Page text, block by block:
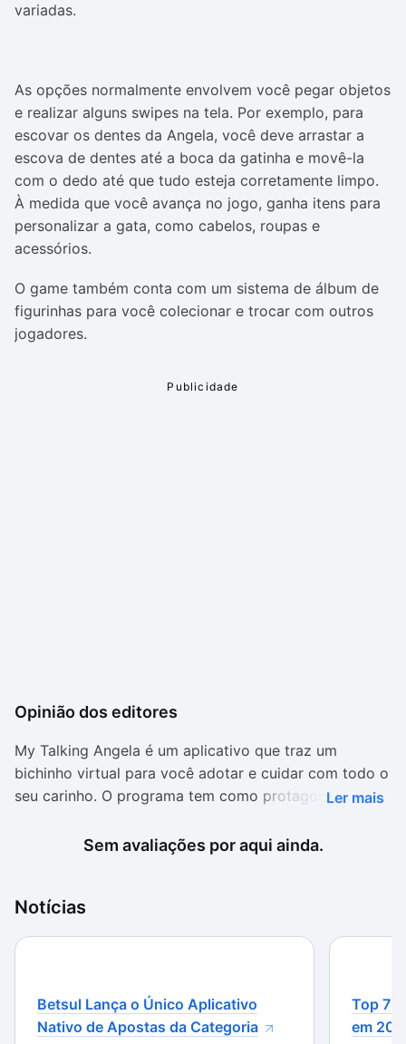
variadas.
As opções normalmente envolvem você pegar objetos
e realizar alguns swipes na tela. Por exemplo, para
escovar os dentes da Angela, você deve arrastar a
escova de dentes até a boca da gatinha e movê-la
com o dedo até que tudo esteja corretamente limpo.
À medida que você avança no jogo, ganha itens para
personalizar a gata, como cabelos, roupas e
acessórios.
O game também conta com um sistema de álbum de
figurinhas para você colecionar e trocar com outros
jogadores.
Opinião dos editores
My Talking Angela é um aplicativo que traz um
bichinho virtual para você adotar e cuidar com todo o
seu carinho. O programa tem como protagonista a
bebê, para que possa acompanhar o seu crescimento,
que envolve muita interação e é recomendado para
necessitam manter a sua frequência de uso constante.
O joguinho traz um sistema completo de itens para a
Angela, fazendo com que você ganhe novos
Ler mais
Sem avaliações por aqui ainda.
Notícias
Betsul Lança o Único Aplicativo
Nativo de Apostas da Categoria
Top 7
em